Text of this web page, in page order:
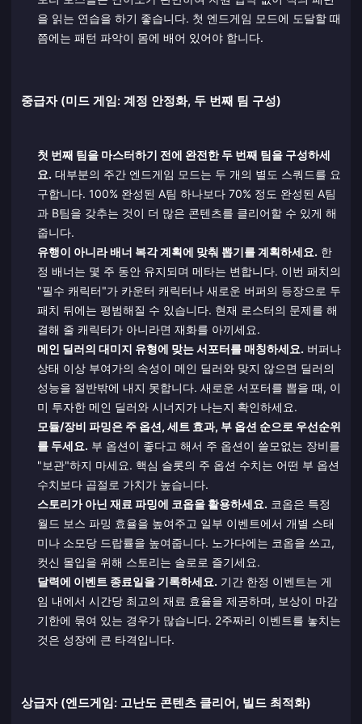
을 읽는 연습을 하기 좋습니다. 첫 엔드게임 모드에 도달할 때
쯤에는 패턴 파악이 몸에 배어 있어야 합니다.
중급자 (미드 게임: 계정 안정화, 두 번째 팀 구성)
첫 번째 팀을 마스터하기 전에 완전한 두 번째 팀을 구성하세
요. 대부분의 주간 엔드게임 모드는 두 개의 별도 스쿼드를 요
구합니다. 100% 완성된 A팀 하나보다 70% 정도 완성된 A팀
과 B팀을 갖추는 것이 더 많은 콘텐츠를 클리어할 수 있게 해
줍니다.
유행이 아니라 배너 복각 계획에 맞춰 뽑기를 계획하세요. 한
정 배너는 몇 주 동안 유지되며 메타는 변합니다. 이번 패치의
"필수 캐릭터"가 카운터 캐릭터나 새로운 버퍼의 등장으로 두
패치 뒤에는 평범해질 수 있습니다. 현재 로스터의 문제를 해
결해 줄 캐릭터가 아니라면 재화를 아끼세요.
메인 딜러의 대미지 유형에 맞는 서포터를 매칭하세요. 버퍼나
상태 이상 부여가의 속성이 메인 딜러와 맞지 않으면 딜러의
성능을 절반밖에 내지 못합니다. 새로운 서포터를 뽑을 때, 이
미 투자한 메인 딜러와 시너지가 나는지 확인하세요.
모듈/장비 파밍은 주 옵션, 세트 효과, 부 옵션 순으로 우선순위
를 두세요. 부 옵션이 좋다고 해서 주 옵션이 쓸모없는 장비를
"보관"하지 마세요. 핵심 슬롯의 주 옵션 수치는 어떤 부 옵션
수치보다 곱절로 가치가 높습니다.
스토리가 아닌 재료 파밍에 코옵을 활용하세요. 코옵은 특정
월드 보스 파밍 효율을 높여주고 일부 이벤트에서 개별 스태
미나 소모당 드랍률을 높여줍니다. 노가다에는 코옵을 쓰고,
컷신 몰입을 위해 스토리는 솔로로 즐기세요.
달력에 이벤트 종료일을 기록하세요. 기간 한정 이벤트는 게
임 내에서 시간당 최고의 재료 효율을 제공하며, 보상이 마감
기한에 묶여 있는 경우가 많습니다. 2주짜리 이벤트를 놓치는
것은 성장에 큰 타격입니다.
상급자 (엔드게임: 고난도 콘텐츠 클리어, 빌드 최적화)